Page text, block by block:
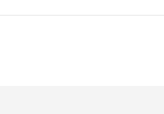
con la quimioterapia, se